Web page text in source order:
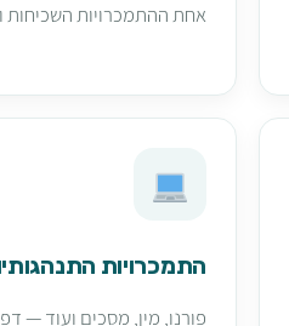
אחת ההתמכרויות השכיחות
התמכרויות
פורנו, מין, מסכים ועוד —